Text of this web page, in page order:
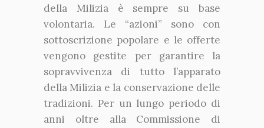
della Milizia è sempre su base
volontaria. Le “azioni” sono con
sottoscrizione popolare e le offerte
vengono gestite per garantire la
sopravvivenza di tutto l’apparato
della Milizia e la conservazione delle
tradizioni. Per un lungo periodo di
anni oltre alla Commissione di